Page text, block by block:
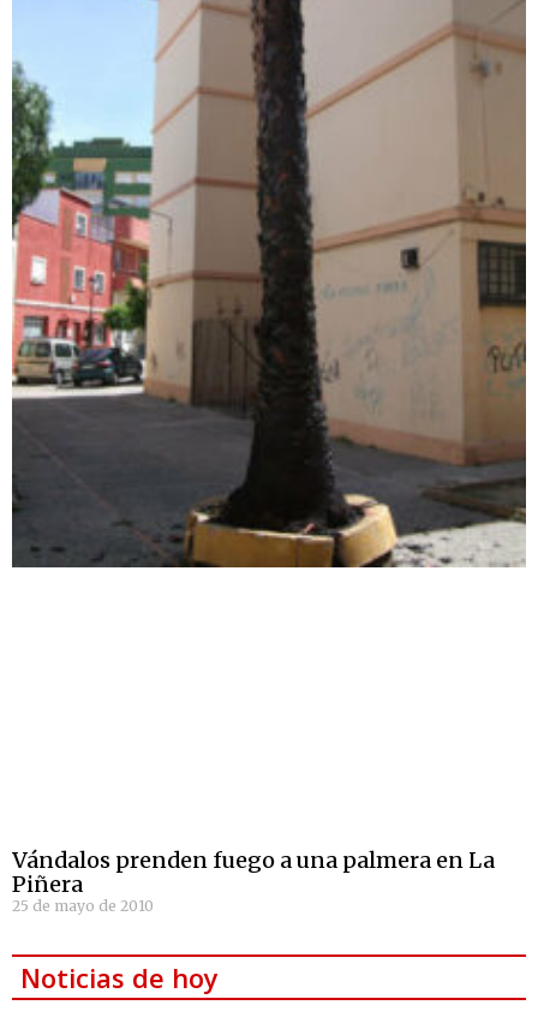
Vándalos prenden fuego a una palmera en La
Piñera
25 de mayo de 2010
Noticias de hoy